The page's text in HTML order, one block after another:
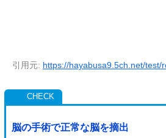
引用元: https://hayabusa9.5ch.net/
脳の手術で正常な脳を摘出